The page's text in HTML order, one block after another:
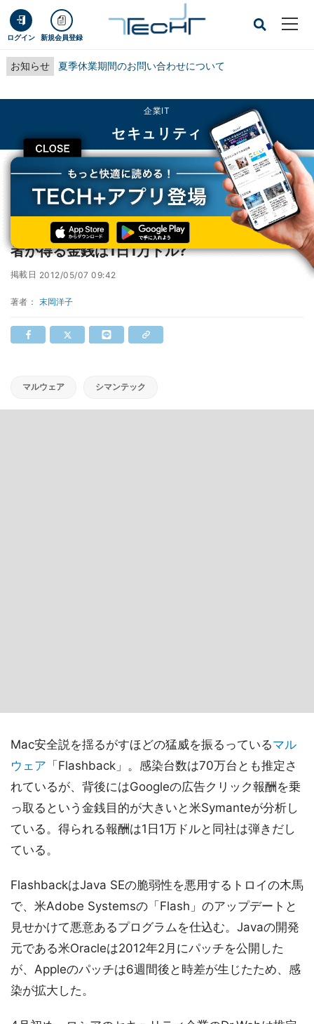
ログイン 新規会員登録
お知らせ 夏季休業期間のお問い合わせについて
CLOSE
企業IT
セキュリティ
TECH+ 企業IT
セキュリティ
Mac標的のマルウェア「Flashback」、攻撃者が得る金銭は1日1万ドル?
Mac標的のマルウェア「Flashback」、攻撃
者が得る金銭は1日1万ドル?
掲載日 2012/05/07 09:42
著者： 末岡洋子
マルウェア シマンテック
Mac安全説を揺るがすほどの猛威を振るっているマル
ウェア 「Flashback」。感染台数は70万台とも推定さ
れているが、背後にはGoogleの広告クリック報酬を乗
っ取るという金銭目的が大きいと米Symanteが分析し
ている。得られる報酬は1日1万ドルと同社は弾きだし
ている。
FlashbackはJava SEの脆弱性を悪用するトロイの木馬
で、米Adobe Systemsの「Flash」のアップデートと
見せかけて悪意あるプログラムを仕込む。Javaの開発
元である米Oracleは2012年2月にパッチを公開した
が、Appleのパッチは6週間後と時差が生じたため、感
染が拡大した。